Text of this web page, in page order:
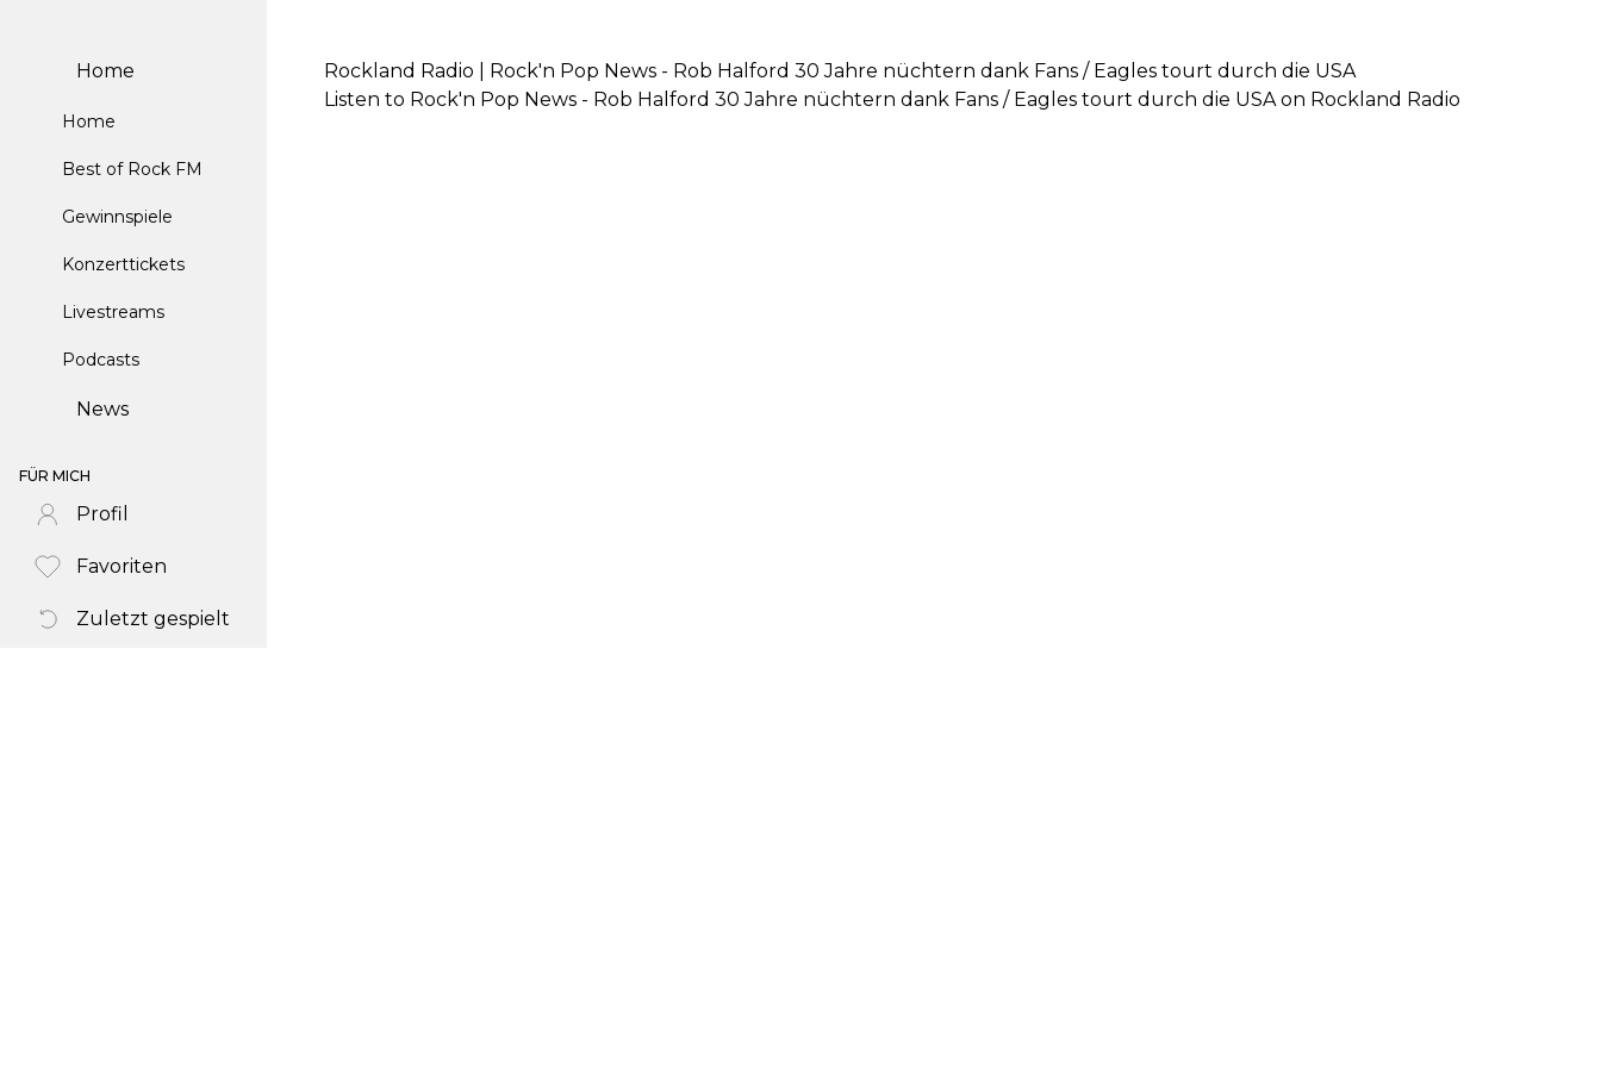
Home
Home
Best of Rock FM
Gewinnspiele
Konzerttickets
Livestreams
Podcasts
News
FÜR MICH
Profil
Favoriten
Zuletzt gespielt
Rockland Radio | Rock'n Pop News - Rob Halford 30 Jahre nüchtern dank Fans / Eagles tourt durch die USA
Listen to Rock'n Pop News - Rob Halford 30 Jahre nüchtern dank Fans / Eagles tourt durch die USA on Rockland Radio